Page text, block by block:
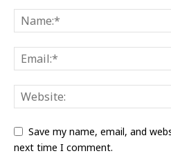
Save my name, email, and
next time I comment.